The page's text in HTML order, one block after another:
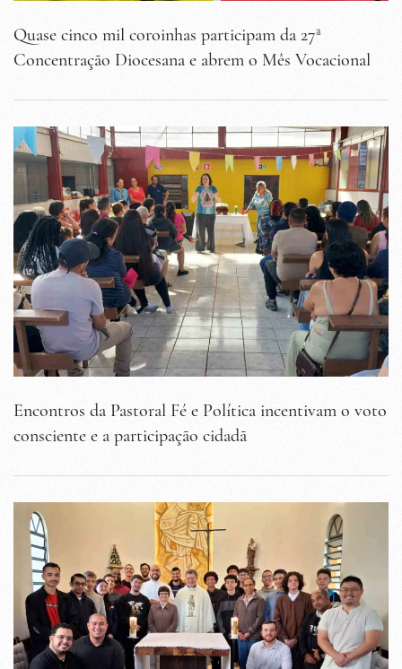
Quase cinco mil coroinhas participam da 27ª
Concentração Diocesana e abrem o Mês Vocacional
Encontros da Pastoral Fé e Política incentivam o voto
consciente e a participação cidadã